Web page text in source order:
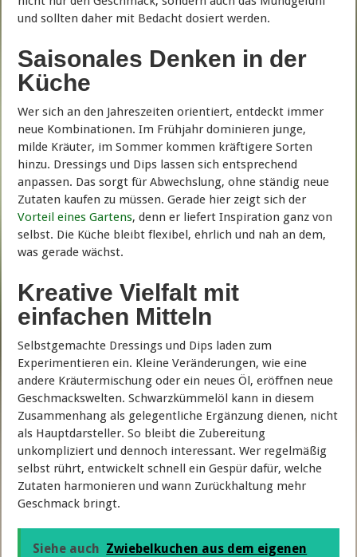
und sollten daher mit Bedacht dosiert werden.
Saisonales Denken in der
Küche
Wer sich an den Jahreszeiten orientiert, entdeckt immer
neue Kombinationen. Im Frühjahr dominieren junge,
milde Kräuter, im Sommer kommen kräftigere Sorten
hinzu. Dressings und Dips lassen sich entsprechend
anpassen. Das sorgt für Abwechslung, ohne ständig neue
Zutaten kaufen zu müssen. Gerade hier zeigt sich der
Vorteil eines Gartens, denn er liefert Inspiration ganz von
selbst. Die Küche bleibt flexibel, ehrlich und nah an dem,
was gerade wächst.
Kreative Vielfalt mit
einfachen Mitteln
Selbstgemachte Dressings und Dips laden zum
Experimentieren ein. Kleine Veränderungen, wie eine
andere Kräutermischung oder ein neues Öl, eröffnen neue
Geschmackswelten. Schwarzkümmelöl kann in diesem
Zusammenhang als gelegentliche Ergänzung dienen, nicht
als Hauptdarsteller. So bleibt die Zubereitung
unkompliziert und dennoch interessant. Wer regelmäßig
selbst rührt, entwickelt schnell ein Gespür dafür, welche
Zutaten harmonieren und wann Zurückhaltung mehr
Geschmack bringt.
Siehe auch Zwiebelkuchen aus dem eigenen